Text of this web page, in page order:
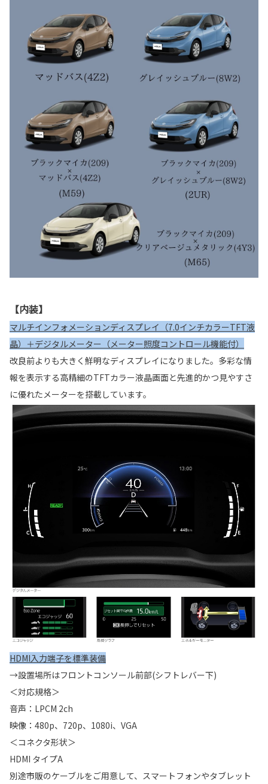
【内装】
マルチインフォメーションディスプレイ（7.0インチカラーTFT液
晶）＋デジタルメーター（メーター照度コントロール機能付）
改良前よりも大きく鮮明なディスプレイになりました。多彩な情
報を表示する高精細のTFTカラー液晶画面と先進的かつ見やすさ
に優れたメーターを搭載しています。
HDMI入力端子を標準装備
→設置場所はフロントコンソール前部(シフトレバー下)
＜対応規格＞
音声：LPCM 2ch
映像：480p、720p、1080i、VGA
＜コネクタ形状＞
HDMI タイプA
別途市販のケーブルをご用意して、スマートフォンやタブレット